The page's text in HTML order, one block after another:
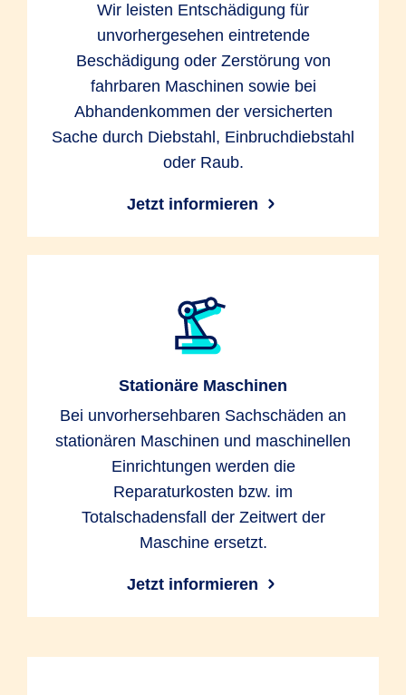
Wir leisten Entschädigung für
unvorhergesehen eintretende
Beschädigung oder Zerstörung von
fahrbaren Maschinen sowie bei
Abhandenkommen der versicherten
Sache durch Diebstahl, Einbruchdiebstahl
oder Raub.
Jetzt informieren
Stationäre Maschinen
Bei unvorhersehbaren Sachschäden an
stationären Maschinen und maschinellen
Einrichtungen werden die
Reparaturkosten bzw. im
Totalschadensfall der Zeitwert der
Maschine ersetzt.
Jetzt informieren